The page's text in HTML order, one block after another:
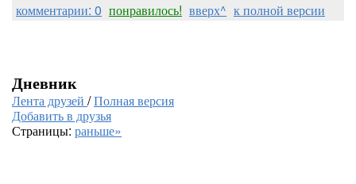
комментарии: 0 понравилось! вверх^ к полной версии
Дневник
Лента друзей /Полная версия
Добавить в друзья
Страницы: раньше»